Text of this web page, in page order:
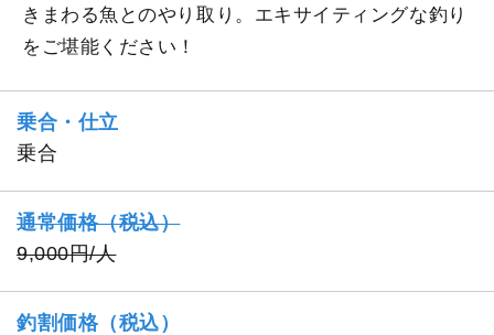
きまわる魚とのやり取り。エキサイティングな釣り
をご堪能ください！
乗合・仕立
乗合
通常価格（税込）
9,000円/人
釣割価格（税込）